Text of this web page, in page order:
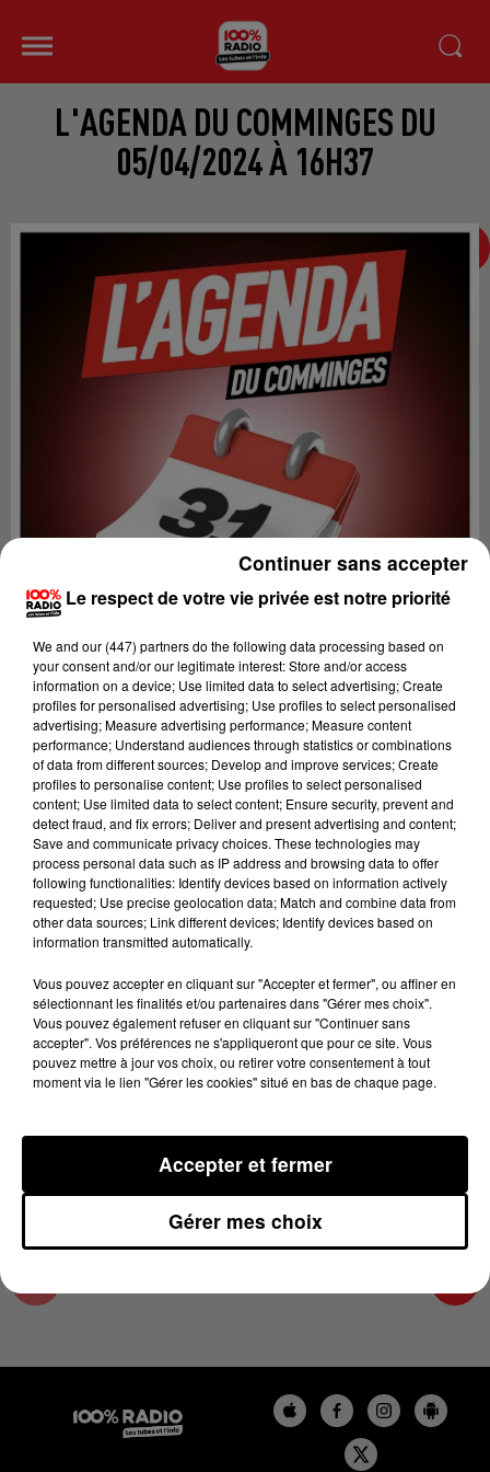
L'AGENDA DU COMMINGES DU
05/04/2024 À 16H37
Lecture (1 min 14 sec)
100%
100% Radio l'agenda du Comminges
5 avril 2024 - 1 min 14 sec
L'AGENDA DU COMMINGES DU 05/04/2024 À
16H37
L'AGENDA DU COMMINGES
Le respect de votre vie privée est notre priorité
We and our (447) partnersdo the following data processing based on
your consent and/or our legitimate interest: Store and/or access
information on a device; Use limited data to select advertising; Create
profiles for personalised advertising; Use profiles to select personalised
advertising; Measure advertising performance; Measure content
performance; Understand audiences through statistics or combinations
of data from different sources; Develop and improve services; Create
profiles to personalise content; Use profiles to select personalised
content; Use limited data to select content; Ensure security, prevent and
detect fraud, and fix errors; Deliver and present advertising and content;
Save and communicate privacy choices. These technologies may
process personal data such as IP address and browsing data to offer
following functionalities: Identify devices based on information actively
requested; Use precise geolocation data; Match and combine data from
other data sources; Link different devices; Identify devices based on
information transmitted automatically.
Vous pouvez accepter en cliquant sur "Accepter et fermer", ou affiner en
sélectionnant les finalités et/ou partenaires dans "Gérer mes choix".
Vous pouvez également refuser en cliquant sur "Continuer sans
accepter". Vos préférences ne s'appliqueront que pour ce site. Vous
pouvez mettre à jour vos choix, ou retirer votre consentement à tout
moment via le lien "Gérer les cookies" situé en bas de chaque page.
Gérer mes choix
Accepter et fermer
Continuer sans accepter